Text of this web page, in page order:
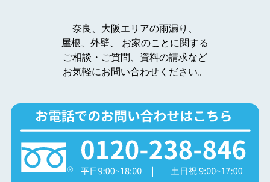
奈良、大阪エリアの雨漏り、
屋根、外壁、
お家のことに関する
ご相談・ご質問、資料の請求など
お気軽にお問い合わせください。